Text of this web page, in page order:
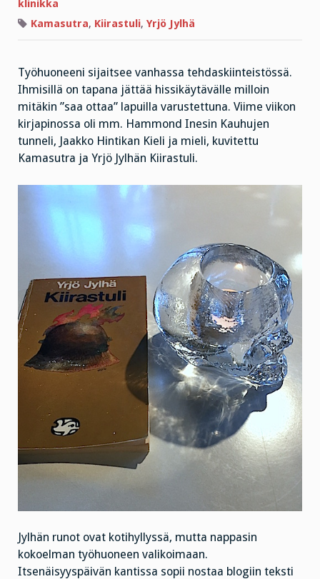
klinikka
Kamasutra, Kiirastuli, Yrjö Jylhä
Työhuoneeni sijaitsee vanhassa tehdaskiinteistössä.
Ihmisillä on tapana jättää hissikäytävälle milloin
mitäkin ”saa ottaa” lapuilla varustettuna. Viime viikon
kirjapinossa oli mm. Hammond Inesin Kauhujen
tunneli, Jaakko Hintikan Kieli ja mieli, kuvitettu
Kamasutra ja Yrjö Jylhän Kiirastuli.
Jylhän runot ovat kotihyllyssä, mutta nappasin
kokoelman työhuoneen valikoimaan.
Itsenäisyyspäivän kantissa sopii nostaa blogiin teksti